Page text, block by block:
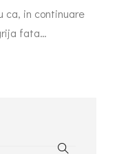
ca, in continuare
fata…